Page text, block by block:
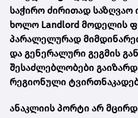
საჭირო ძირითად
ხოლო Landlord მოდელის
პარალელურად
და გენერალური გეგმის
შესაძლებლობები
რეგიონული
ანაკლიის პორტი არ